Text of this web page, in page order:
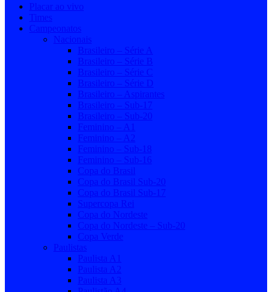
Placar ao vivo
Times
Campeonatos
Nacionais
Brasileiro – Série A
Brasileiro – Série B
Brasileiro – Série C
Brasileiro – Série D
Brasileiro – Aspirantes
Brasileiro – Sub-17
Brasileiro – Sub-20
Feminino – A1
Feminino – A2
Feminino – Sub-18
Feminino – Sub-16
Copa do Brasil
Copa do Brasil Sub-20
Copa do Brasil Sub-17
Supercopa Rei
Copa do Nordeste
Copa do Nordeste – Sub-20
Copa Verde
Paulistas
Paulista A1
Paulista A2
Paulista A3